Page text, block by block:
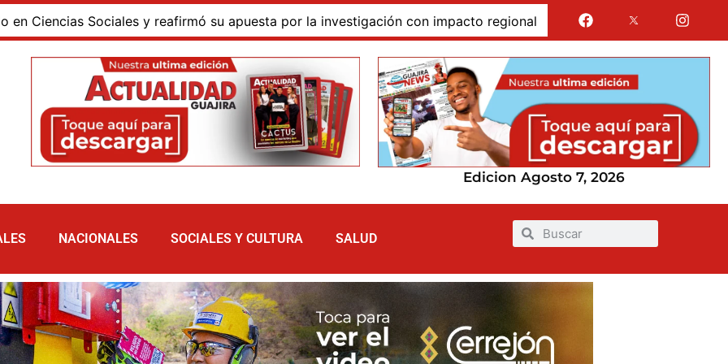
Sociales y reafirmó su apuesta por la investigación con impacto regional Jairo Aguilar cuestionó que se
Edicion Agosto 7, 2026
NACIONALES SOCIALES Y CULTURA SALUD